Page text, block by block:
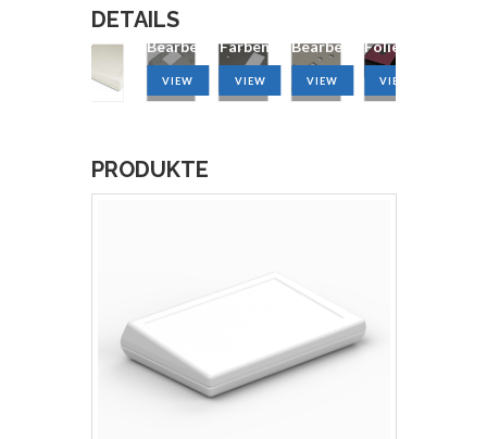
DETAILS
Abschirmung
CNC-
Bearbeitung
VIEW
Farben
VIEW
Bearbeitung
VIEW VIEW
PRODUKTE